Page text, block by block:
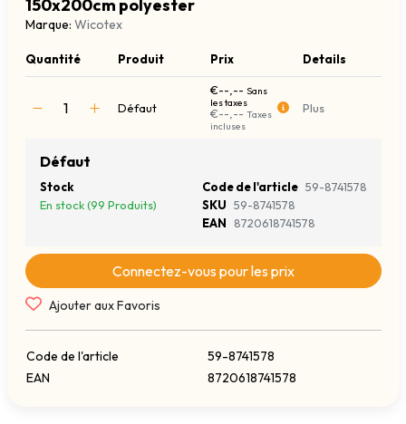
150x200cm polyester
Marque: Wicotex
Quantité Produit Prix Details
Défaut
€--,-- Sans
les taxes
€--,-- Taxes
incluses
Plus
Défaut
Stock
En stock (99 Produits)
Code de l'article 59-8741578
SKU 59-8741578
EAN
8720618741578
Connectez-vous pour les prix
Ajouter aux Favoris
Code de l'article
59-8741578
EAN
8720618741578